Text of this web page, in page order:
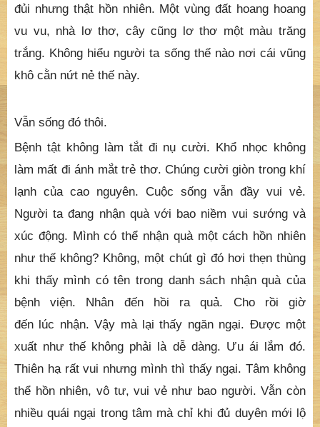
đủi nhưng thật hồn nhiên. Một vùng đất hoang hoang
vu vu, nhà lơ thơ, cây cũng lơ thơ một màu trăng
trắng. Không hiểu người ta sống thế nào nơi cái vũng
khô cằn nứt nẻ thế này.
Vẫn sống đó thôi.
Bệnh tật không làm tắt đi nụ cười. Khổ nhọc không
làm mất đi ánh mắt trẻ thơ. Chúng cười giòn trong khí
lạnh của cao nguyên. Cuộc sống vẫn đầy vui vẻ.
Người ta đang nhận quà với bao niềm vui sướng và
xúc động. Mình có thể nhận quà một cách hồn nhiên
như thế không? Không, một chút gì đó hơi thẹn thùng
khi thấy mình có tên trong danh sách nhận quà của
bệnh viện. Nhân đến hồi ra quả. Cho rồi giờ
đến lúc nhận. Vậy mà lại thấy ngăn ngại. Được một
xuất như thế không phải là dễ dàng. Ưu ái lắm đó.
Thiên hạ rất vui nhưng mình thì thấy ngại. Tâm không
thể hồn nhiên, vô tư, vui vẻ như bao người. Vẫn còn
nhiều quái ngại trong tâm mà chỉ khi đủ duyên mới lộ